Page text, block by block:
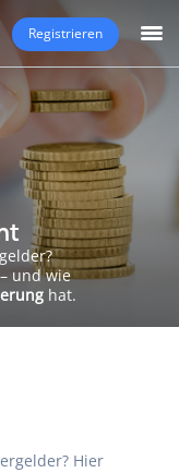
Registrieren
und wie
hat.
Hier